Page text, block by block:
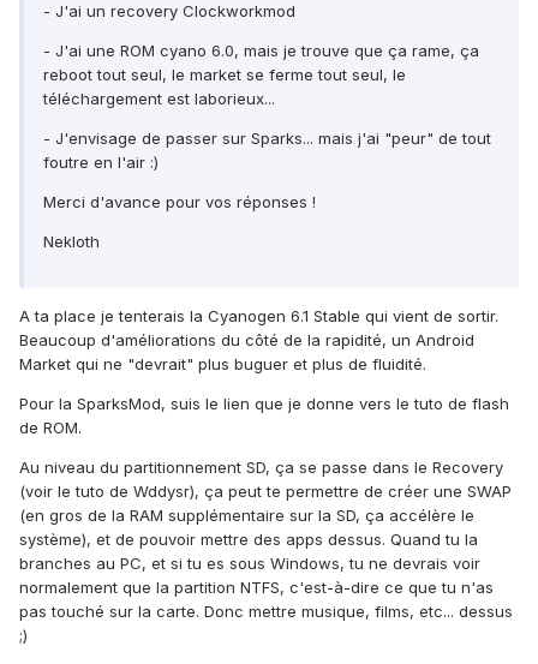
- J'ai un recovery Clockworkmod
- J'ai une ROM cyano 6.0, mais je trouve que ça rame, ça
reboot tout seul, le market se ferme tout seul, le
téléchargement est laborieux...
- J'envisage de passer sur Sparks... mais j'ai "peur" de tout
foutre en l'air :)
Merci d'avance pour vos réponses !
Nekloth
A ta place je tenterais la Cyanogen 6.1 Stable qui vient de sortir.
Beaucoup d'améliorations du côté de la rapidité, un Android
Market qui ne "devrait" plus buguer et plus de fluidité.
Pour la SparksMod, suis le lien que je donne vers le tuto de flash
de ROM.
Au niveau du partitionnement SD, ça se passe dans le Recovery
(voir le tuto de Wddysr), ça peut te permettre de créer une SWAP
(en gros de la RAM supplémentaire sur la SD, ça accélère le
système), et de pouvoir mettre des apps dessus. Quand tu la
branches au PC, et si tu es sous Windows, tu ne devrais voir
normalement que la partition NTFS, c'est-à-dire ce que tu n'as
pas touché sur la carte. Donc mettre musique, films, etc... dessus
;)